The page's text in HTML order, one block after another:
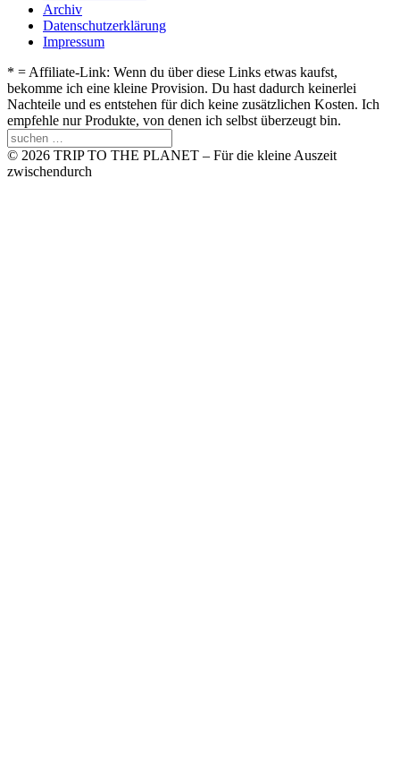
Archiv
Datenschutzerklärung
Impressum
* = Affiliate-Link: Wenn du über diese Links etwas kaufst,
bekomme ich eine kleine Provision. Du hast dadurch keinerlei
Nachteile und es entstehen für dich keine zusätzlichen Kosten. Ich
empfehle nur Produkte, von denen ich selbst überzeugt bin.
© 2026 TRIP TO THE PLANET – Für die kleine Auszeit
zwischendurch